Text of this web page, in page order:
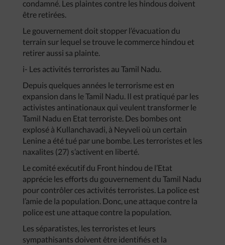
condamné. Les plaintes contre les hindous doivent
être retirées.
Le gouvernement doit stopper l’évacuation du
terrain sur lequel se trouve le commerce hindou et
retirer aussi sa plainte.
i- Les activités terroristes au Tamil Nadu.
Depuis quelques années le terrorisme est en
expansion dans le Tamil Nadu. Il est pratiqué par les
activistes antinationaux qui veulent transformer le
Tamil Nadu en Etat terroriste. Des bombes ont
explosé à Kullanchavadi, à Neyveli où un certain
Lenine a été tué par une bombe. Les terroristes et les
naxalites (27) s’activent en liberté.
Le comité exécutif du Front hindou de l’Etat
apprécie les efforts du gouvernement du Tamil Nadu
pour contrôler ces activités terroristes. La police est
l’amie de la population. Donc, une attaque contre la
police est une attaque contre la population.
Les séparatistes, les terroristes et leurs
sympathisants doivent être identifiés et la